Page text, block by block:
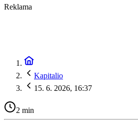
Reklama
Kapitalio
15. 6. 2026, 16:37
2 min